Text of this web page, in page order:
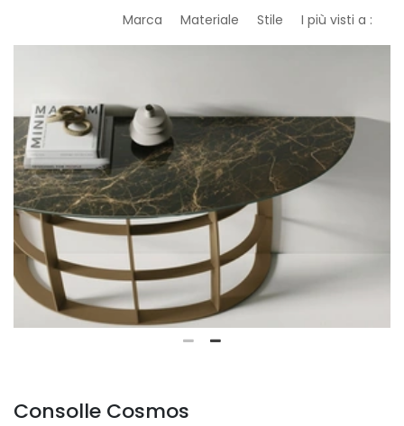
Marca
Materiale Stile I più visti a :
Consolle Cosmos